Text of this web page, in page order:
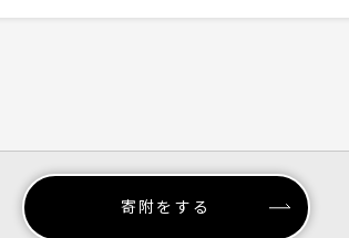
寄附をする